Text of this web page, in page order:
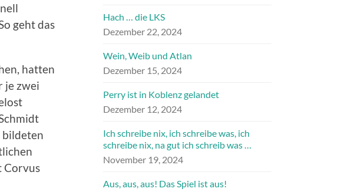
geht das
hatten
je zwei
bildeten
Corvus
Hach … die LKS
Dezember 22, 2024
Wein, Weib und Atlan
Dezember 15, 2024
Perry ist in Koblenz gelandet
Dezember 12, 2024
Ich schreibe nix, ich schreibe was, ich
schreibe nix, na gut ich schreib was …
November 19, 2024
Aus, aus, aus! Das Spiel ist aus!